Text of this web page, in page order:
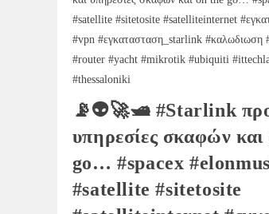
📡👽🚀🛥 #Starlink
υπηρεσίες σκαφών
go… #spacex
#satellite #sitetosite